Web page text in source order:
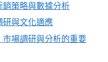
策略與數據分析
研與文化適應
場調研與分析的重要